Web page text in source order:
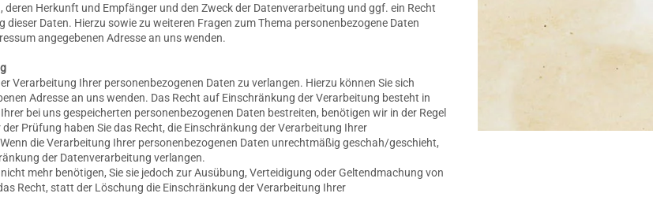
deren Herkunft und Empfänger und den Zweck der Datenverarbeitung und ggf. ein Recht
Daten. Hierzu sowie zu weiteren Fragen zum Thema personenbezogene Daten
angegebenen Adresse an uns wenden.
Verarbeitung Ihrer personenbezogenen Daten zu verlangen. Hierzu können Sie sich
Adresse an uns wenden. Das Recht auf Einschränkung der Verarbeitung besteht in
bei uns gespeicherten personenbezogenen Daten bestreiten, benötigen wir in der Regel
Prüfung haben Sie das Recht, die Einschränkung der Verarbeitung Ihrer
die Verarbeitung Ihrer personenbezogenen Daten unrechtmäßig geschah/geschieht,
der Datenverarbeitung verlangen.
mehr benötigen, Sie sie jedoch zur Ausübung, Verteidigung oder Geltendmachung von
Recht, statt der Löschung die Einschränkung der Verarbeitung Ihrer